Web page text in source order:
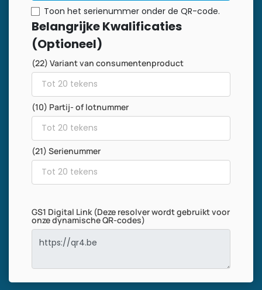
Toon het serienummer onder de QR-code.
Belangrijke Kwalificaties
(Optioneel)
(22) Variant van consumentenproduct
(10) Partij- of lotnummer
(21) Serienummer
GS1 Digital Link (Deze resolver wordt gebruikt voor
onze dynamische QR-codes)